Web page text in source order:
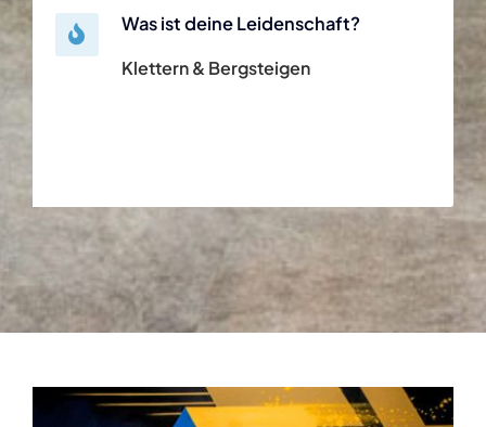
Was ist deine Leidenschaft?
Klettern & Bergsteigen